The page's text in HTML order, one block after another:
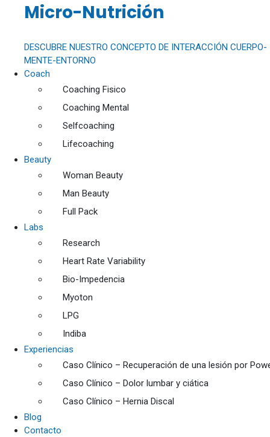
Micro-Nutrición
DESCUBRE NUESTRO CONCEPTO DE INTERACCIÓN CUERPO-
MENTE-ENTORNO
Coach
Coaching Fisico
Coaching Mental
Selfcoaching
Lifecoaching
Beauty
Woman Beauty
Man Beauty
Full Pack
Labs
Research
Heart Rate Variability
Bio-Impedencia
Myoton
LPG
Indiba
Experiencias
Caso Clínico – Recuperación de una lesión por
Caso Clínico – Dolor lumbar y ciática
Caso Clínico – Hernia Discal
Blog
Contacto